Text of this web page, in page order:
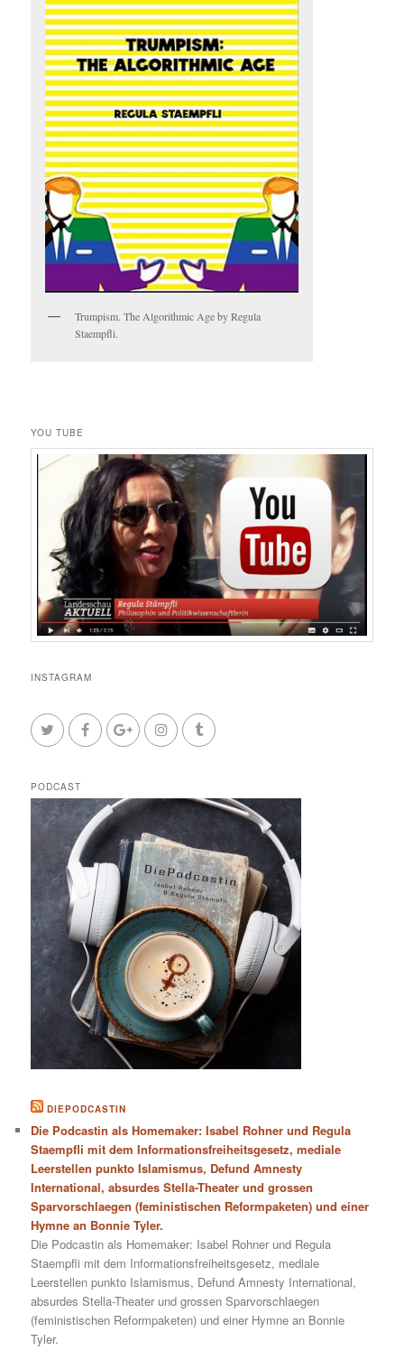
Trumpism. The Algorithmic Age by Regula
Staempfli.
YOU TUBE
INSTAGRAM
PODCAST
DIEPODCASTIN
Die Podcastin als Homemaker: Isabel Rohner und Regula
Staempfli mit dem Informationsfreiheitsgesetz, mediale
Leerstellen punkto Islamismus, Defund Amnesty
International, absurdes Stella-Theater und grossen
Sparvorschlaegen (feministischen Reformpaketen) und einer
Hymne an Bonnie Tyler.
Die Podcastin als Homemaker: Isabel Rohner und Regula
Staempfli mit dem Informationsfreiheitsgesetz, mediale
Leerstellen punkto Islamismus, Defund Amnesty International,
absurdes Stella-Theater und grossen Sparvorschlaegen
(feministischen Reformpaketen) und einer Hymne an Bonnie
Tyler.